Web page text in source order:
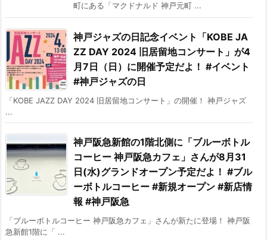
町にある「マクドナルド 神戸元町 ...
神戸ジャズの日記念イベント「KOBE JA
ZZ DAY 2024 旧居留地コンサート」が4
月7日（日）に開催予定だよ！ #イベント
#神戸ジャズの日
「KOBE JAZZ DAY 2024 旧居留地コンサート」の開催！ 神戸ジャズ
...
神戸阪急新館の1階北側に「ブルーボトル
コーヒー 神戸阪急カフェ」さんが8月31
日(水)グランドオープン予定だよ！ #ブル
ーボトルコーヒー #新規オープン #新店情
報 #神戸阪急
「ブルーボトルコーヒー 神戸阪急カフェ」さんが新たに登場！ 神戸阪
急新館1階に「 ...